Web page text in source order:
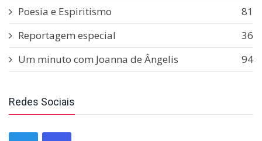
Poesia e Espiritismo
81
Reportagem especial
36
Um minuto com Joanna de Ângelis
94
Redes Sociais